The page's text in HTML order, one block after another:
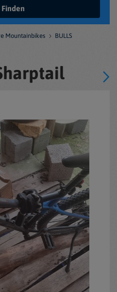
Finden
Mountainbikes
BULLS